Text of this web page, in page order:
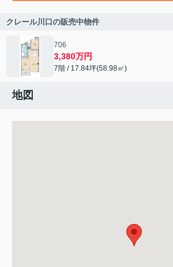
クレール川口の販売中物件
706
3,380万円
7階 / 17.84坪(58.98㎡)
地図